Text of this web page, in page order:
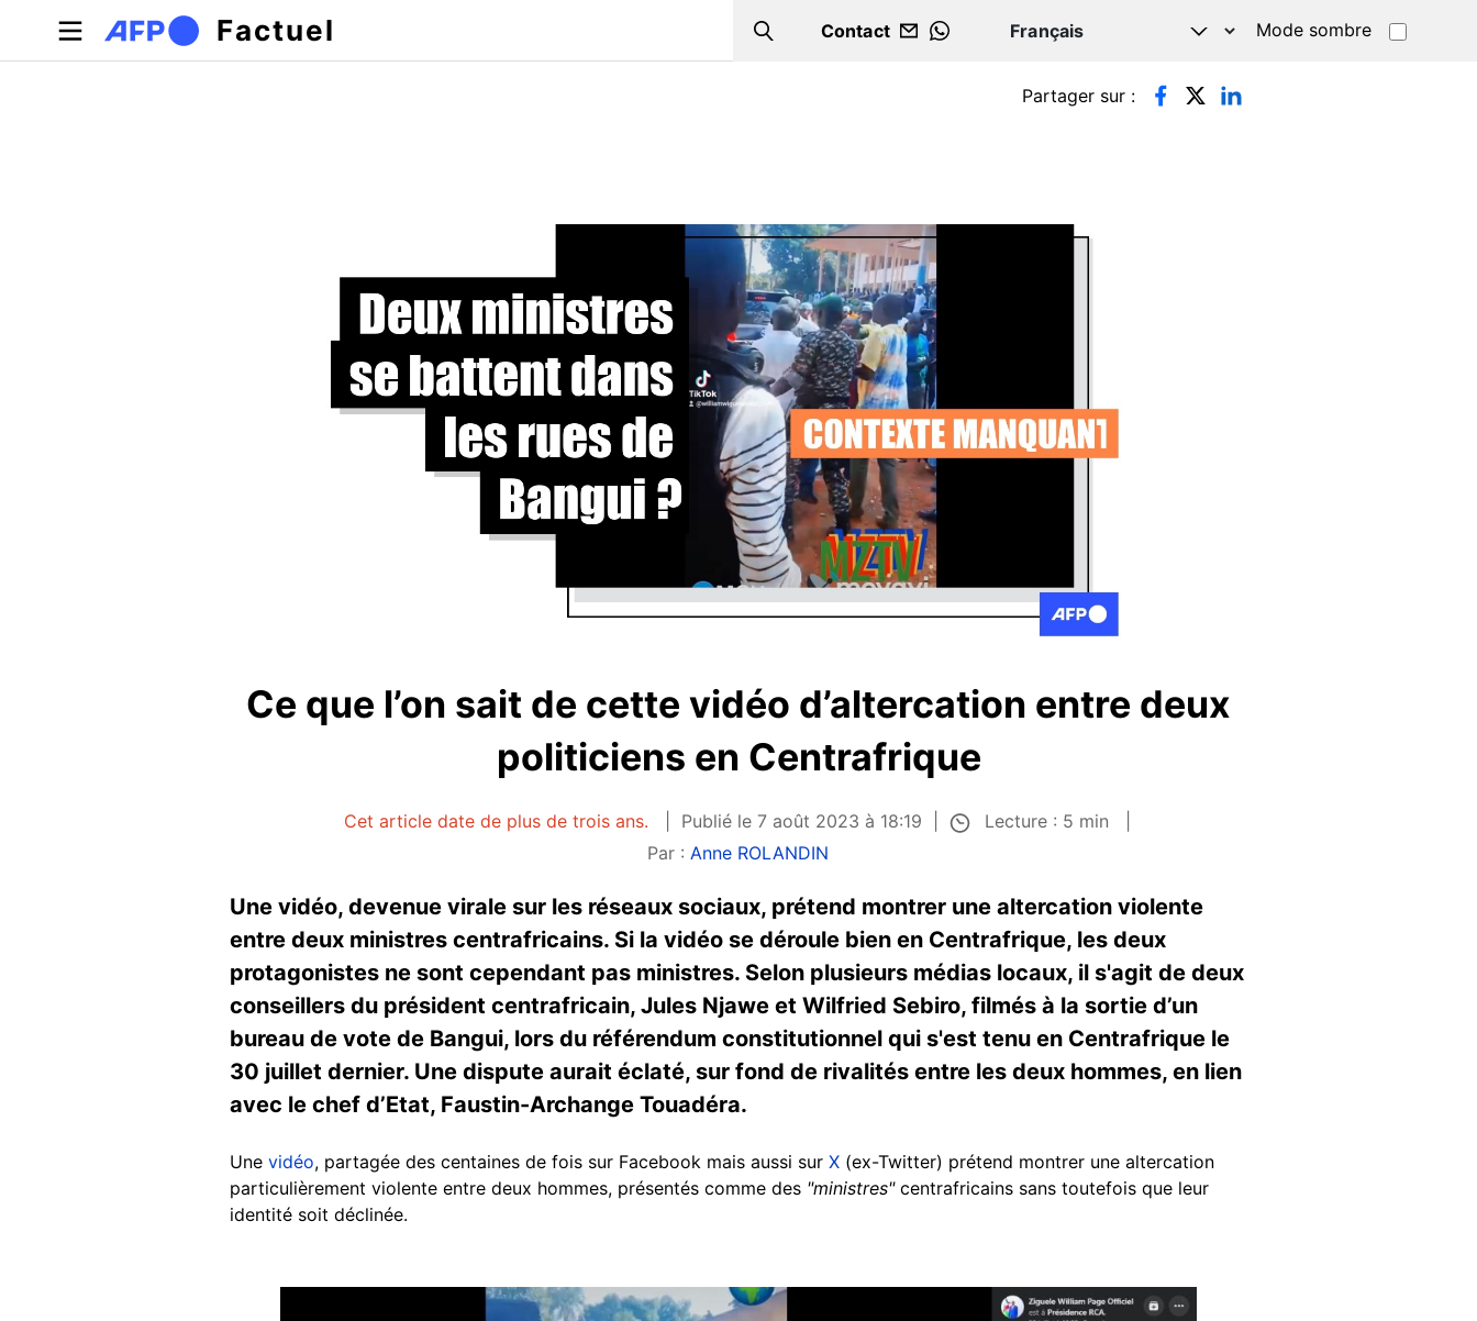
Aller au contenu principal
Factuel Search
Contact
WHATSAPP
Mode sombre
Onglets principaux Partager sur :
Ce que l’on sait de cette vidéo d’altercation entre deux
politiciens en Centrafrique
Cet article date de plus de trois ans. Publié le 7 août 2023 à 18:19
Lecture : 5 min
Par : Anne ROLANDIN
Une vidéo, devenue virale sur les réseaux sociaux, prétend montrer une altercation violente
entre deux ministres centrafricains. Si la vidéo se déroule bien en Centrafrique, les deux
protagonistes ne sont cependant pas ministres. Selon plusieurs médias locaux, il s'agit de deux
conseillers du président centrafricain, Jules Njawe et Wilfried Sebiro, filmés à la sortie d’un
bureau de vote de Bangui, lors du référendum constitutionnel qui s'est tenu en Centrafrique le
30 juillet dernier. Une dispute aurait éclaté, sur fond de rivalités entre les deux hommes, en lien
avec le chef d’Etat, Faustin-Archange Touadéra.
Une vidéo, partagée des centaines de fois sur Facebook mais aussi sur X (ex-Twitter) prétend montrer une altercation
particulièrement violente entre deux hommes, présentés comme des "ministres" centrafricains sans toutefois que leur
identité soit déclinée.